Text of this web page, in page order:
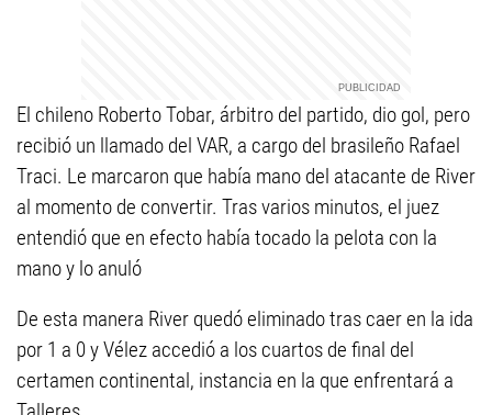
El chileno Roberto Tobar, árbitro del partido, dio gol, pero
recibió un llamado del VAR, a cargo del brasileño Rafael
Traci. Le marcaron que había mano del atacante de River
al momento de convertir. Tras varios minutos, el juez
entendió que en efecto había tocado la pelota con la
mano y lo anuló
De esta manera River quedó eliminado tras caer en la ida
por 1 a 0 y Vélez accedió a los cuartos de final del
certamen continental, instancia en la que enfrentará a